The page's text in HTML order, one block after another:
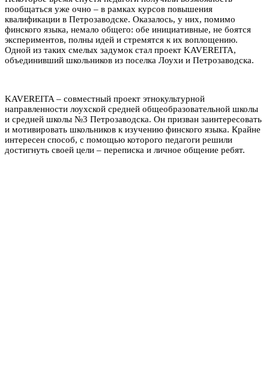
пообщаться уже очно – в рамках курсов повышения
квалификации в Петрозаводске. Оказалось, у них, помимо
финского языка, немало общего: обе инициативные, не боятся
экспериментов, полны идей и стремятся к их воплощению.
Одной из таких смелых задумок стал проект KAVEREITA,
объединивший школьников из поселка Лоухи и Петрозаводска.
KAVEREITA – совместный проект этнокультурной
направленности лоухской средней общеобразовательной школы
и средней школы №3 Петрозаводска. Он призван заинтересовать
и мотивировать школьников к изучению финского языка. Крайне
интересен способ, с помощью которого педагоги решили
достигнуть своей цели – переписка и личное общение ребят.